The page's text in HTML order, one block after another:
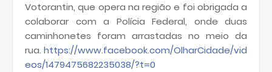
Votorantin, que opera na região e foi obrigada a
colaborar com a Polícia Federal, onde duas
caminhonetes foram arrastadas no meio da
rua. https://www.facebook.com/OlharCidade/vid
eos/1479475682235038/?t=0